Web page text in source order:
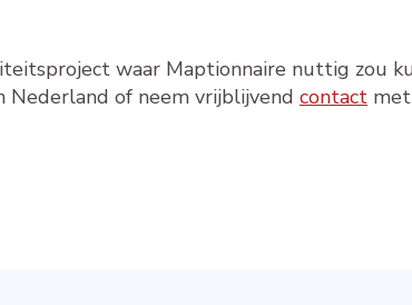
waar Maptionnaire nuttig zou
Nederland of neem vrijblijvend contact